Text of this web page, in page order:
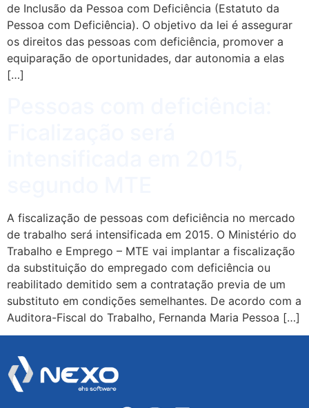
de Inclusão da Pessoa com Deficiência (Estatuto da
Pessoa com Deficiência). O objetivo da lei é assegurar
os direitos das pessoas com deficiência, promover a
equiparação de oportunidades, dar autonomia a elas
[…]
A fiscalização de pessoas com deficiência no mercado
de trabalho será intensificada em 2015. O Ministério do
Trabalho e Emprego – MTE vai implantar a fiscalização
da substituição do empregado com deficiência ou
reabilitado demitido sem a contratação previa de um
substituto em condições semelhantes. De acordo com a
Auditora-Fiscal do Trabalho, Fernanda Maria Pessoa […]